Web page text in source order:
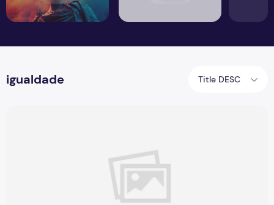
igualdade Title DESC